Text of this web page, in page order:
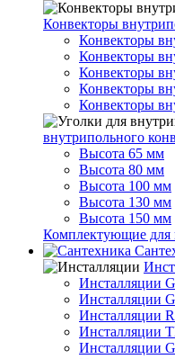
Конвекторы
Конвекторы
Конвекторы
Конвекторы
Конвекторы
Конвекторы
внутрипольного
Высота 65 мм
Высота 80 мм
Высота 100 мм
Высота 130 мм
Высота 150 мм
Комплектующие для
Инсталляции
Инсталляции
Инсталляции
Инсталляции
Инсталляции